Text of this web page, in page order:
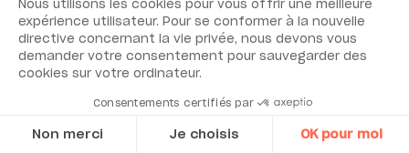
Nous utilisons les cookies pour vous offrir une meilleure
expérience utilisateur. Pour se conformer à la nouvelle
directive concernant la vie privée, nous devons vous
demander votre consentement pour sauvegarder des
cookies sur votre ordinateur.
Consentements certifiés par
Non merci Je choisis OK pour moi